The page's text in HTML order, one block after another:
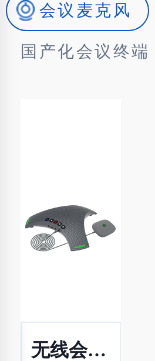
会议麦克风
国产化会议终端
无线会议全向麦克风 CS-M2